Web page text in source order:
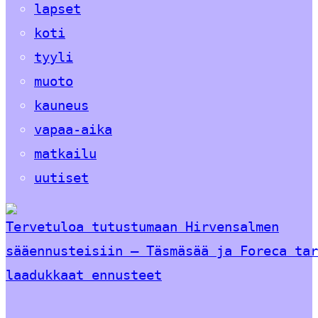
lapset
koti
tyyli
muoto
kauneus
vapaa-aika
matkailu
uutiset
Tervetuloa tutustumaan Hirvensalmen
sääennusteisiin – Täsmäsää ja Foreca
laadukkaat ennusteet